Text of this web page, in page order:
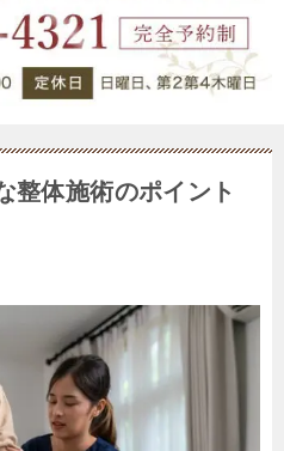
整体施術のポイント